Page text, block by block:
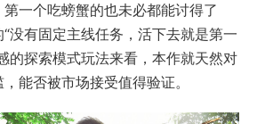
一个吃螃蟹的也未必都能讨得了
没有固定主线任务，活下去就是第一
的探索模式玩法来看，本作就天然对
能否被市场接受值得验证。